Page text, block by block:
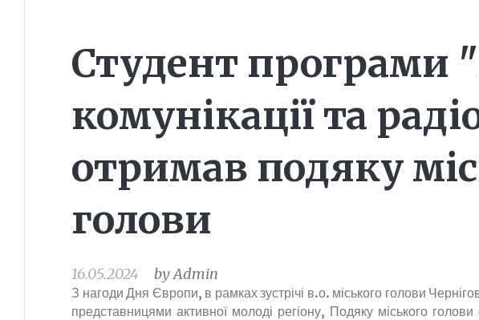
Студент програми
комунікації та
отримав подяку
голови
16.05.2024 byAdmin
З нагоди Дня Європи, в рамках зустрічі в.о. міського голови
представницями активної молоді регіону, Подяку міського